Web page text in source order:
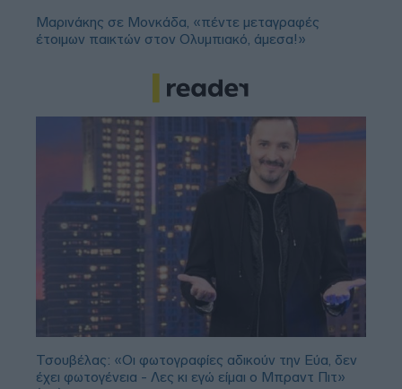
Μαρινάκης σε Μονκάδα, «πέντε μεταγραφές
έτοιμων παικτών στον Ολυμπιακό, άμεσα!»
Τσουβέλας: «Οι φωτογραφίες αδικούν την Εύα, δεν
έχει φωτογένεια - Λες κι εγώ είμαι ο Μπραντ Πιτ»